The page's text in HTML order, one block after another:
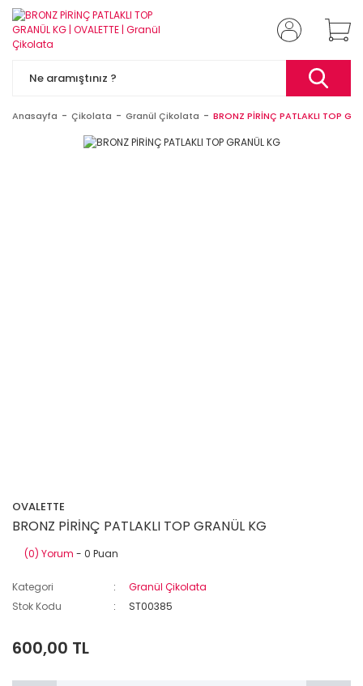
Anasayfa Çikolata Granül Çikolata BRONZ PİRİNÇ PATLAKLI TOP
OVALETTE
BRONZ PİRİNÇ PATLAKLI TOP GRANÜL KG
(0) Yorum - 0 Puan
Kategori
Granül Çikolata
Stok Kodu
ST00385
600,00 TL